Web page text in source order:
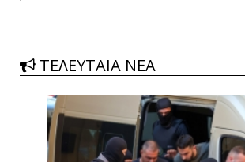
ΤΕΛΕΥΤΑΙΑ ΝΕΑ